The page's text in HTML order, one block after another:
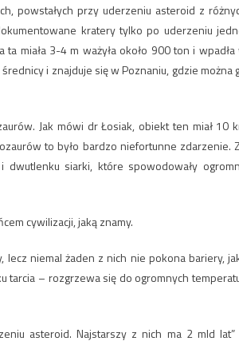
powstałych przy uderzeniu asteroid z
kratery tylko po uderzeniu
miała 3-4 m ważyła około 900 ton i wpadła
i znajduje się w Poznaniu, gdzie można
Jak mówi dr Łosiak, obiekt ten miał 10
to było bardzo niefortunne zdarzenie.
siarki, które spowodowały
cywilizacji, jaką znamy.
lecz niemal żaden z nich nie pokona bariery,
tarcia – rozgrzewa się do ogromnych
asteroid. Najstarszy z nich ma 2 mld